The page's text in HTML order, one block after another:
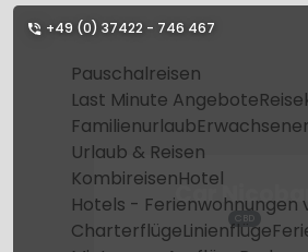
+49 (0) 37422 - 746 467
Pauschalreisen
Last Minute Angebote
Familienurlaub
Urlaub & Reisen
KombireisenHotel
Hotels - Ferienwohnungen
CharterflügeLinienflüge
Car
CBD